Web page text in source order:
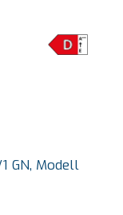
GN, Modell